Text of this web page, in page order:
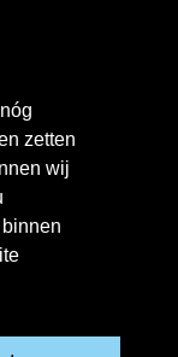
zetten
wij